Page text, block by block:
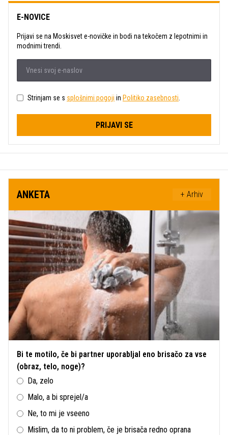
E-NOVICE
Prijavi se na Moskisvet e-novičke in bodi na tekočem z lepotnimi in
modnimi trendi.
Strinjam se s splošnimi pogoji in Politiko zasebnosti
PRIJAVI SE
ANKETA + Arhiv
Bi te motilo, če bi partner uporabljal eno brisačo za vse
(obraz, telo, noge)?
Da, zelo
Malo, a bi sprejel/a
Ne, to mi je vseeno
Mislim, da to ni problem, če je brisača redno oprana